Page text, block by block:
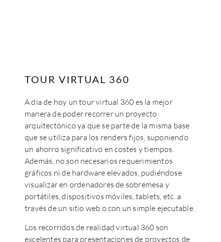
TOUR VIRTUAL 360
A día de hoy un tour virtual 360 es la mejor
manera de poder recorrer un proyecto
arquitectónico ya que se parte de la misma base
que se utiliza para los renders fijos, suponiendo
un ahorro significativo en costes y tiempos.
Además, no son necesarios requerimientos
gráficos ni de hardware elevados, pudiéndose
visualizar en ordenadores de sobremesa y
portátiles, dispositivos móviles, tablets, etc. a
través de un sitio web o con un simple ejecutable.
Los recorridos de realidad virtual 360 son
excelentes para presentaciones de proyectos de